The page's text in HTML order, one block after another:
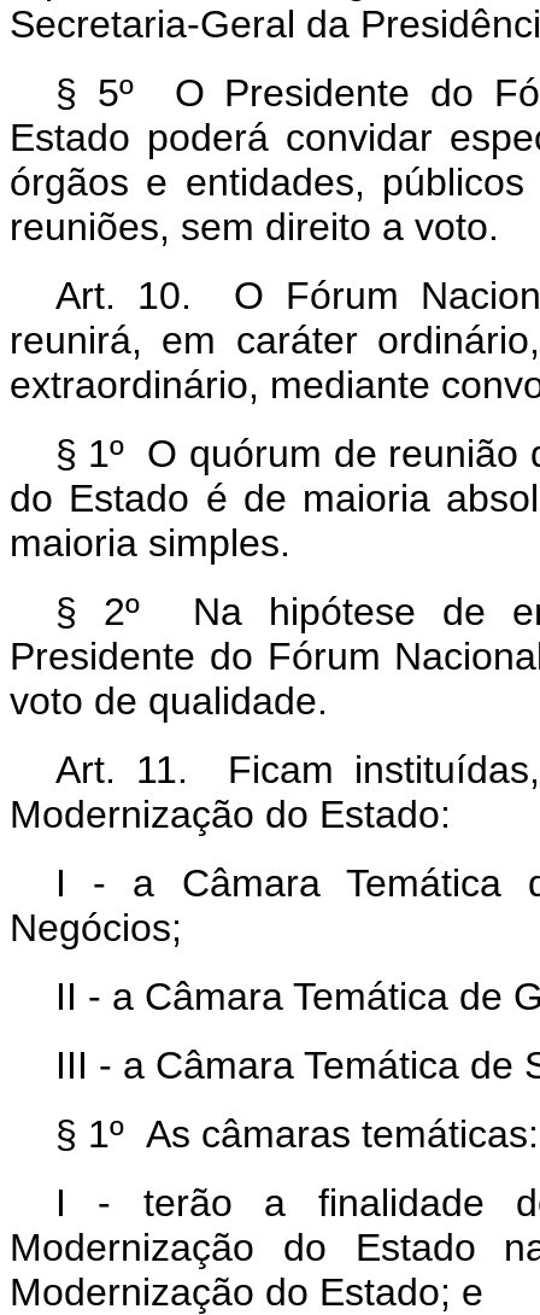
Secretaria-Geral da
§ 5º O Presidente do
Estado poderá convidar
órgãos e entidades,
reuniões, sem direito a voto.
Art. 10. O Fórum
reunirá, em caráter
extraordinário, mediante
§ 1º O quórum de reunião
do Estado é de maioria
maioria simples.
§ 2º Na hipótese de
Presidente do Fórum
voto de qualidade.
Art. 11. Ficam
Modernização do Estado:
I - a Câmara Temática
Negócios;
II - a Câmara Temática de
III - a Câmara Temática de
§ 1º As câmaras temáticas:
I - terão a finalidade
Modernização do Estado
Modernização do Estado; e